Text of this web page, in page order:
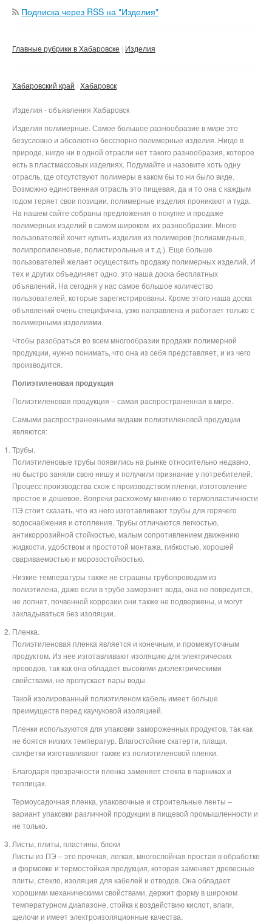
Подписка через RSS на "Изделия"
Главные рубрики в Хабаровске Изделия
Хабаровский край Хабаровск
Изделия - объявления Хабаровск
Изделия полимерные. Самое большое разнообразие в мире это
безусловно и абсолютно бесспорно полимерные изделия. Нигде в
природе, нигде ни в одной отрасли нет такого разнообразия, которое
есть в пластмассовых изделиях. Подумайте и назовите хоть одну
отрасль, где отсутствуют полимеры в каком бы то ни было виде.
Возможно единственная отрасль это пищевая, да и то она с каждым
годом теряет свои позиции, полимерные изделия проникают и туда.
На нашем сайте собраны предложения о покупке и продаже
полимерных изделий в самом широком их разнообразии. Много
пользователей хочет купить изделия из полимеров (полиамидные,
полипропиленовые, полистирольные и т.д.). Еще больше
пользователей желает осуществить продажу полимерных изделий. И
тех и других объединяет одно. это наша доска бесплатных
объявлений. На сегодня у нас самое большое количество
пользователей, которые зарегистрированы. Кроме этого наша доска
объявлений очень специфична, узко направлена и работает только с
полимерными изделиями.
Чтобы разобраться во всем многообразии продажи полимерной
продукции, нужно понимать, что она из себя представляет, и из чего
производится.
Полиэтиленовая продукция
Полиэтиленовая продукция – самая распространенная в мире.
Самыми распространенными видами полиэтиленовой продукции
являются:
Трубы.
Полиэтиленовые трубы появились на рынке относительно недавно,
но быстро заняли свою нишу и получили признание у потребителей.
Процесс производства схож с производством пленки, изготовление
простое и дешевое. Вопреки расхожему мнению о термопластичности
ПЭ стоит сказать, что из него изготавливают трубы для горячего
водоснабжения и отопления. Трубы отличаются легкостью,
антикоррозийной стойкостью, малым сопротивлением движению
жидкости, удобством и простотой монтажа, гибкостью, хорошей
свариваемостью и морозостойкостью.
Низкие температуры также не страшны трубопроводам из
полиэтилена, даже если в трубе замерзнет вода, она не повредится,
не лопнет, почвенной коррозии они также не подвержены, и могут
закладываться без изоляции.
Пленка.
Полиэтиленовая пленка является и конечным, и промежуточным
продуктом. Из нее изготавливают изоляцию для электрических
проводов, так как она обладает высокими диэлектрическими
свойствами, не пропускает пары воды.
Такой изолированный полиэтиленом кабель имеет больше
преимуществ перед каучуковой изоляцией.
Пленки используются для упаковки замороженных продуктов, так как
не боятся низких температур. Влагостойкие скатерти, плащи,
салфетки изготавливают также из полиэтиленовой пленки.
Благодаря прозрачности пленка заменяет стекла в парниках и
теплицах.
Термоусадочная пленка, упаковочные и строительные ленты –
вариант упаковки различной продукции в пищевой промышленности и
не только.
Листы, плиты, пластины, блоки
Листы из ПЭ – это прочная, легкая, многослойная простая в обработке
и формовке и термостойкая продукция, которая заменяет древесные
плиты, стекло, изоляция для кабелей и отводов. Она обладает
хорошими механическими свойствами, держит форму в широком
температурном диапазоне, стойка к воздействию кислот, влаги,
щелочи и имеет электроизоляционные качества.